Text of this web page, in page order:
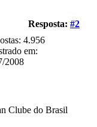
Resposta: #2
4.956
em:
2008
Clube do Brasil